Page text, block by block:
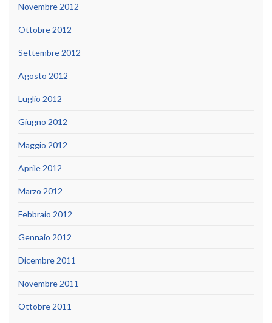
Novembre 2012
Ottobre 2012
Settembre 2012
Agosto 2012
Luglio 2012
Giugno 2012
Maggio 2012
Aprile 2012
Marzo 2012
Febbraio 2012
Gennaio 2012
Dicembre 2011
Novembre 2011
Ottobre 2011